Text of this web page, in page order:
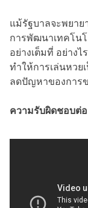
แม้รัฐบาลจะพยา
การพัฒนาเทคโน
อย่างเต็มที่ อย่าง
ทำให้การเล่นหวย
ลดปัญหาของการ
ความรับผิดชอบต่อ